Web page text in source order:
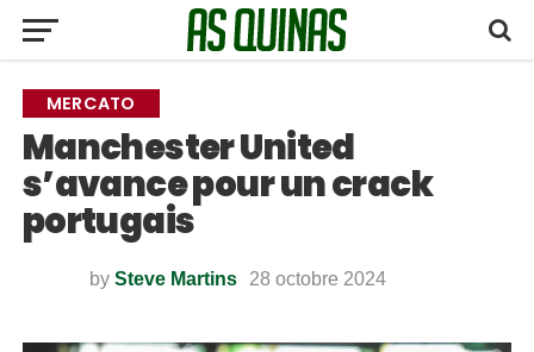
MERCATO
Manchester United
s’avance pour un crack
portugais
by Steve Martins 28 octobre 2024